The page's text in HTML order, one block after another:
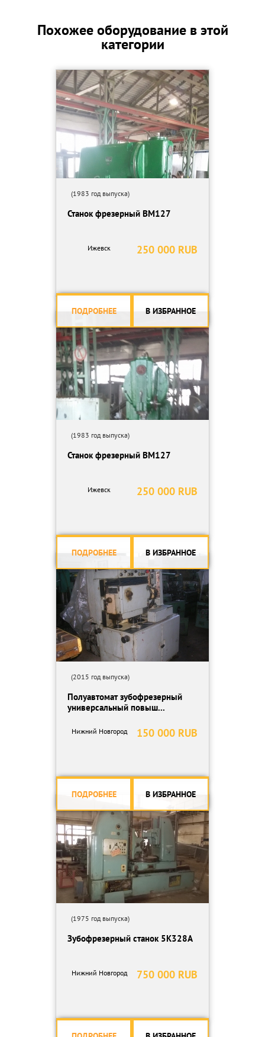
Диапазон поворота фрезерного шпинделя в обе стороны град
Диапазон чисел оборотов шпинделя об/мин 28-1400
Диапазон скоростей при перемещении в продольном и
поперечном направлении мм/мин 16-800
Диапазон скоростей при перемещении в вертикальном
направлении мм/мин 5-250
Приводная мощность кВт 2,2
Ускоренный ход при перемещении в продольном и поперечном
направлениях мм/мин 3150
Ускоренный ход при перемещении в вертикальном
направлении мм/мин 1000
Общая потребляемая мощность кВт 14,5
Похожее оборудование в этой
категории
(1983 год выпуска)
Станок фрезерный ВМ127
250 000 RUB
Ижевск
ПОДРОБНЕЕ В ИЗБРАННОЕ
(1983 год выпуска)
Станок фрезерный ВМ127
250 000 RUB
Ижевск
ПОДРОБНЕЕ В ИЗБРАННОЕ
(2015 год выпуска)
Полуавтомат зубофрезерный
универсальный повыш...
150 000 RUB
Нижний Новгород
ПОДРОБНЕЕ В ИЗБРАННОЕ
(1975 год выпуска)
Зубофрезерный станок 5К328А
750 000 RUB
Нижний Новгород